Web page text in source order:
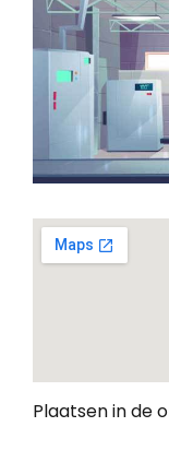
Plaatsen in de